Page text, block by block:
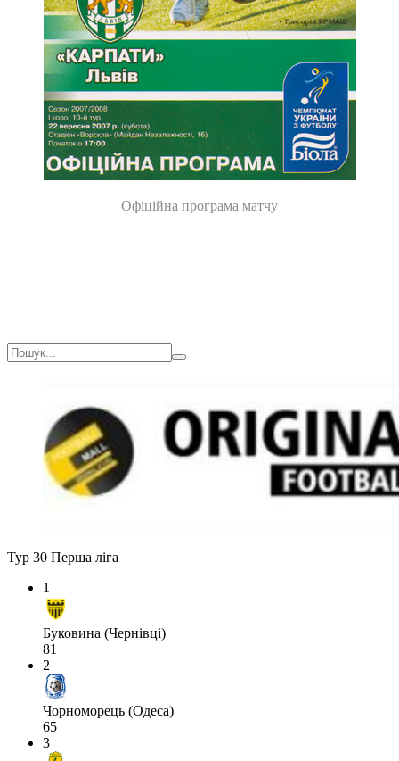
Офіційна програма матчу
Тур 30 Перша ліга
1
Буковина (Чернівці)
81
2
Чорноморець (Одеса)
65
3